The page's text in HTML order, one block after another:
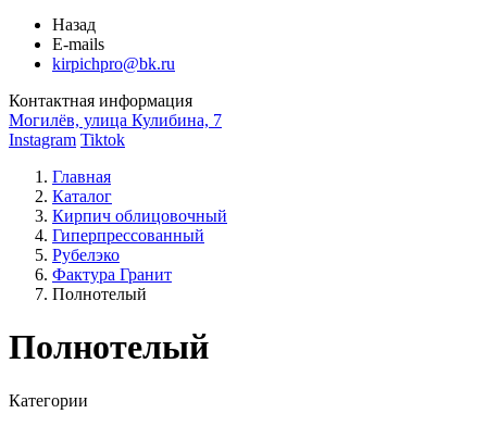
Назад
E-mails
kirpichpro@bk.ru
Контактная информация
Могилёв, улица Кулибина, 7
Instagram Tiktok
Главная
Каталог
Кирпич облицовочный
Гиперпрессованный
Рубелэко
Фактура Гранит
Полнотелый
Полнотелый
Категории